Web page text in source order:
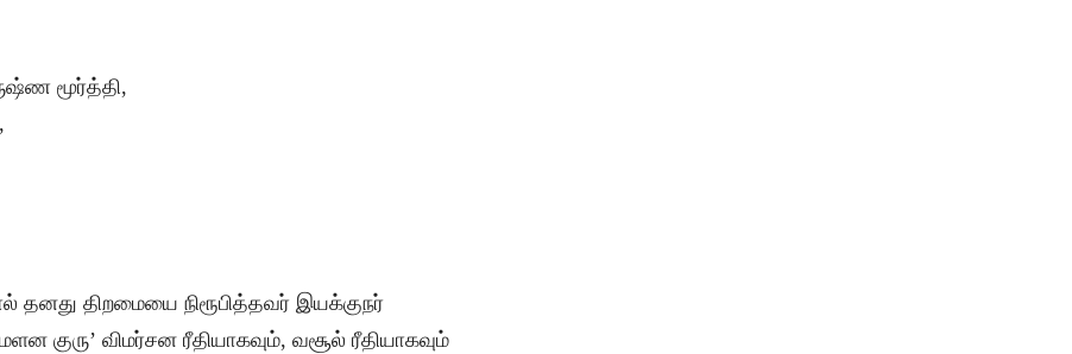
மூர்த்தி,
தனது திறமையை நிரூபித்தவர் இயக்குநர்
குரு’ விமர்சன ரீதியாகவும், வசூல் ரீதியாகவும்